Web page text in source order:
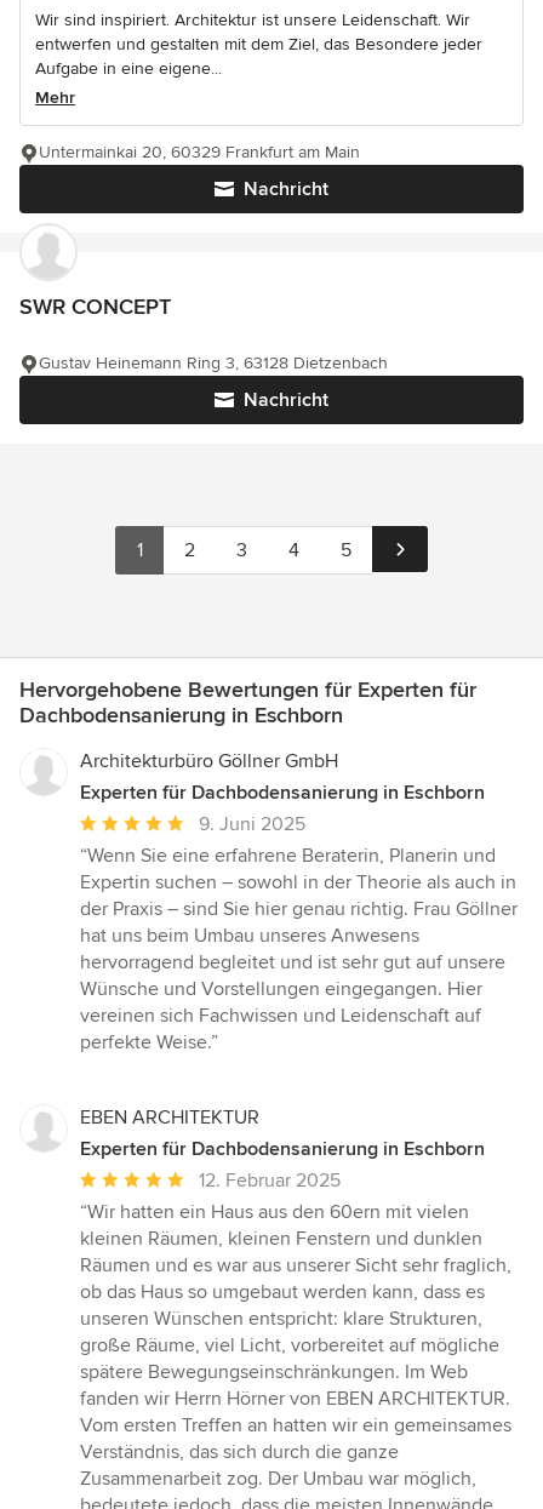
Wir sind inspiriert. Architektur ist unsere Leidenschaft. Wir
entwerfen und gestalten mit dem Ziel, das Besondere jeder
Aufgabe in eine eigene...
Mehr
Nachricht
Untermainkai 20, 60329 Frankfurt am Main
SWR CONCEPT
Nachricht
Gustav Heinemann Ring 3, 63128 Dietzenbach
1 2 3 4 5
Hervorgehobene Bewertungen für Experten für
Dachbodensanierung in Eschborn
Architekturbüro Göllner GmbH
Experten für Dachbodensanierung in Eschborn
Durchschnittliche
Bewertung:
5
von
5
Sternen
9. Juni 2025
“Wenn Sie eine erfahrene Beraterin, Planerin und
Expertin suchen – sowohl in der Theorie als auch in
der Praxis – sind Sie hier genau richtig. Frau Göllner
hat uns beim Umbau unseres Anwesens
hervorragend begleitet und ist sehr gut auf unsere
Wünsche und Vorstellungen eingegangen. Hier
vereinen sich Fachwissen und Leidenschaft auf
perfekte Weise.”
EBEN ARCHITEKTUR
Experten für Dachbodensanierung in Eschborn
Durchschnittliche
Bewertung:
5
von
5
Sternen
12. Februar 2025
“Wir hatten ein Haus aus den 60ern mit vielen
kleinen Räumen, kleinen Fenstern und dunklen
Räumen und es war aus unserer Sicht sehr fraglich,
ob das Haus so umgebaut werden kann, dass es
unseren Wünschen entspricht: klare Strukturen,
große Räume, viel Licht, vorbereitet auf mögliche
spätere Bewegungseinschränkungen. Im Web
fanden wir Herrn Hörner von EBEN ARCHITEKTUR.
Vom ersten Treffen an hatten wir ein gemeinsames
Verständnis, das sich durch die ganze
Zusammenarbeit zog. Der Umbau war möglich,